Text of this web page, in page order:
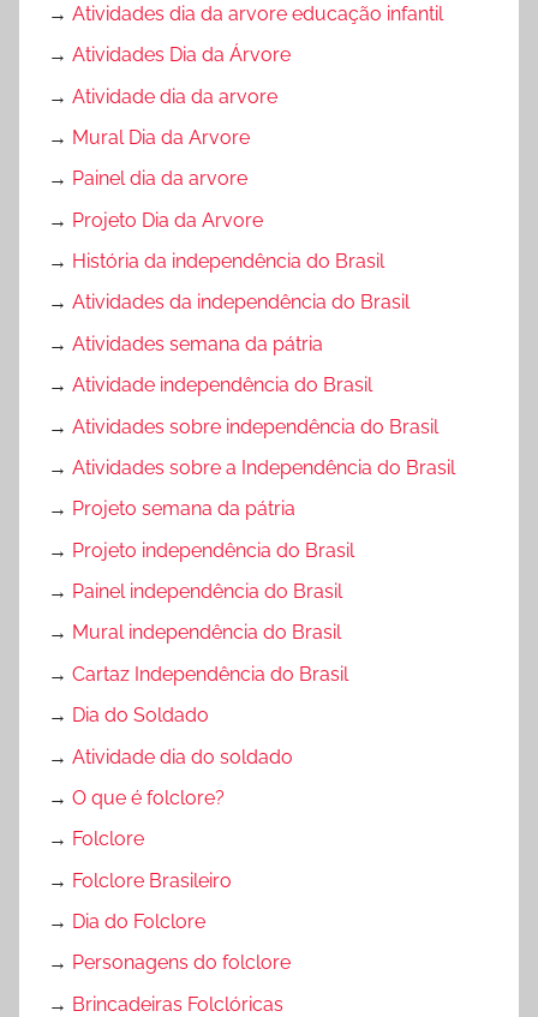
→ Atividades dia da arvore educação infantil
→ Atividades Dia da Árvore
→ Atividade dia da arvore
→ Mural Dia da Arvore
→ Painel dia da arvore
→ Projeto Dia da Arvore
→ História da independência do Brasil
→ Atividades da independência do Brasil
→ Atividades semana da pátria
→ Atividade independência do Brasil
→ Atividades sobre independência do Brasil
→ Atividades sobre a Independência do Brasil
→ Projeto semana da pátria
→ Projeto independência do Brasil
→ Painel independência do Brasil
→ Mural independência do Brasil
→ Cartaz Independência do Brasil
→ Dia do Soldado
→ Atividade dia do soldado
→ O que é folclore?
→ Folclore
→ Folclore Brasileiro
→ Dia do Folclore
→ Personagens do folclore
→ Brincadeiras Folclóricas